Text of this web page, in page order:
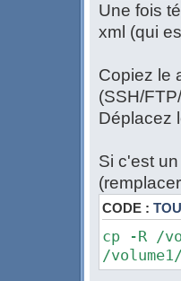
Une fois
xml (qui
Copiez le
(SSH/
Déplacez
Si c'est
CODE :
cp -R /
/